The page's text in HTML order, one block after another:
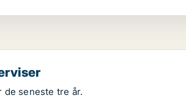
de seneste tre år.